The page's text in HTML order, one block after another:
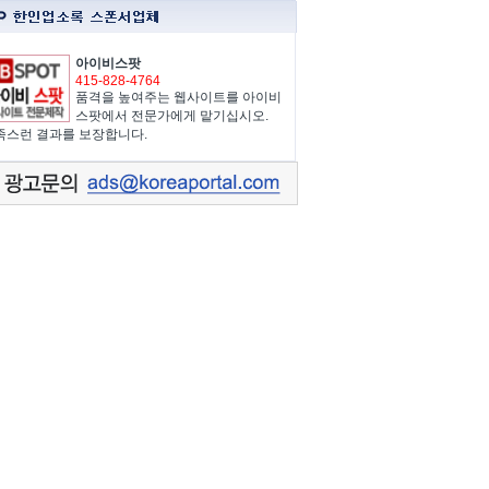
아이비스팟
415-828-4764
품격을 높여주는 웹사이트를 아이비
스팟에서 전문가에게 맡기십시오.
스런 결과를 보장합니다.